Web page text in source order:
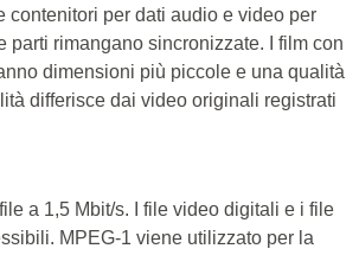
contenitori per dati audio e video per
parti rimangano sincronizzate. I film con
dimensioni più piccole e una qualità
differisce dai video originali registrati
a 1,5 Mbit/s. I file video digitali e i file
MPEG-1 viene utilizzato per la